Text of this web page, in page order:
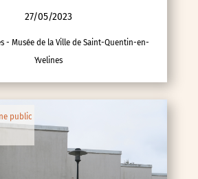
27/05/2023
- Musée de la Ville de Saint-Quentin-en-
Yvelines
public